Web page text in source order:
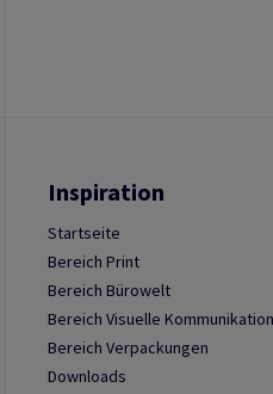
Inspiration
Startseite
Bereich Print
Bereich Bürowelt
Bereich Visuelle Kommunikation
Bereich Verpackungen
Downloads